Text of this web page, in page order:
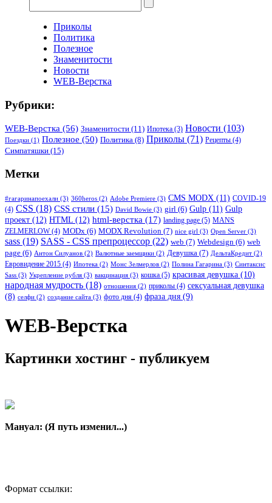
Приколы
Политика
Полезное
Знаменитости
Новости
WEB-Верстка
Рубрики:
WEB-Верстка (56) Знаменитости (11) Ипотека (3) Новости (103)
Поездки (1) Полезное (50) Политика (8) Приколы (71) Рецепты (4)
Симпатяшки (15)
Метки
#гагаринапоехали (3) 360heros (2) Adobe Premiere (3) CMS MODX (11) COVID-19
(4) CSS (18) CSS стили (15) David Bowie (3) girl (6) Gulp (11) Gulp
проект (12) HTML (12) html-верстка (17) landing page (5) MANS
ZELMERLOW(4) MODx (6) MODX Revolution (7) nice girl (3) Open Server (3)
sass (19) SASS - CSS препроцессор (22) web (7) Webdesign (6) web
page (6) Антон Силуанов (2) Валютные заемщики (2) Девушка (7) ДельтаКредит (2)
Евровидение 2015 (4) Ипотека (2) Монс Зелмерлов (2) Полина Гагарина (3) Синтаксис
Sass (3) Укрепление рубля (3) вакцинация (3) кошка (5) красивая девушка (10)
народная мудрость (18) отношения (2) приколы (4) сексуальная девушка
(8) селфи (2) создание сайта (3) фото дня (4) фраза дня (9)
WEB-Верстка
Картинки хостинг - публикуем
Мануал: (Я путь изменил...)
Формат ссылки: